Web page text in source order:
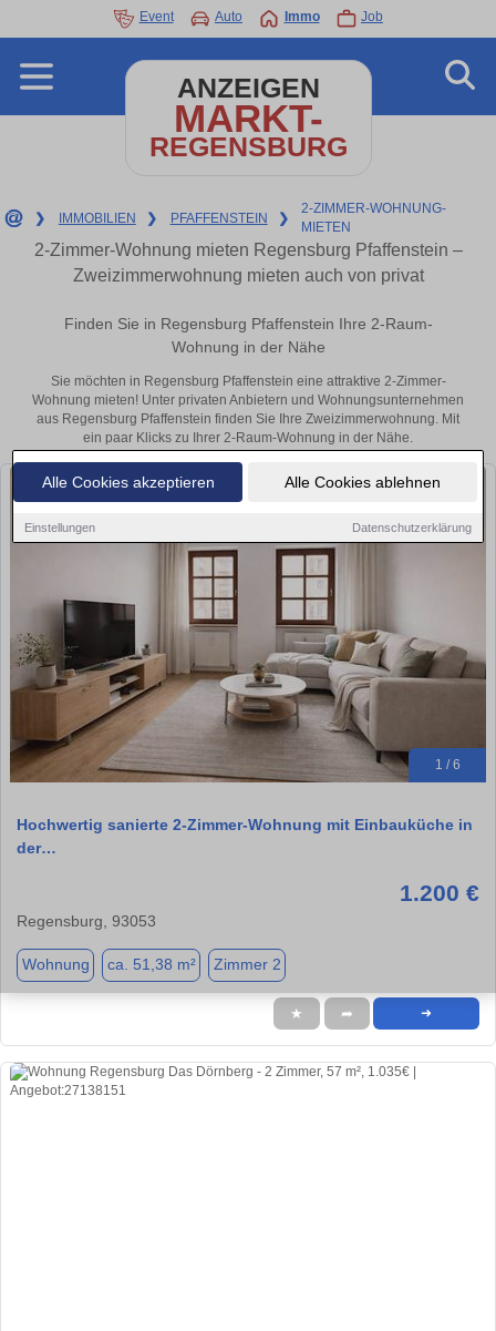
Alle Cookies akzeptieren Alle Cookies ablehnen
Einstellungen Datenschutzerklärung
Event Auto Immo Job
ANZEIGEN
MARKT-
REGENSBURG
❯ IMMOBILIEN ❯ PFAFFENSTEIN ❯
2-ZIMMER-WOHNUNG-
MIETEN
2-Zimmer-Wohnung mieten Regensburg Pfaffenstein –
Zweizimmerwohnung mieten auch von privat
Finden Sie in Regensburg Pfaffenstein Ihre 2-Raum-
Wohnung in der Nähe
Sie möchten in Regensburg Pfaffenstein eine attraktive 2-Zimmer-
Wohnung mieten! Unter privaten Anbietern und Wohnungsunternehmen
aus Regensburg Pfaffenstein finden Sie Ihre Zweizimmerwohnung. Mit
ein paar Klicks zu Ihrer 2-Raum-Wohnung in der Nähe.
1 / 6
Hochwertig sanierte 2-Zimmer-Wohnung mit Einbauküche in
der…
1.200 €
Regensburg, 93053
Wohnung ca. 51,38 m² Zimmer 2
★ ➦ ➜